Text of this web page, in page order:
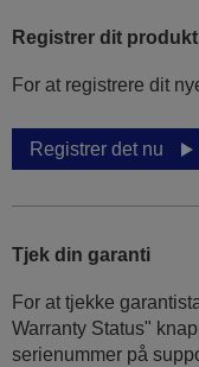
Registrer dit produkt
For at registrere dit
Registrer det nu
Tjek din garanti
For at tjekke
Warranty Status"
serienummer på